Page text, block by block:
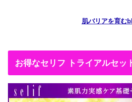
肌バリアを育む
お得なセリフ トライアルセッ